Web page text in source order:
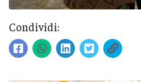
Condividi: